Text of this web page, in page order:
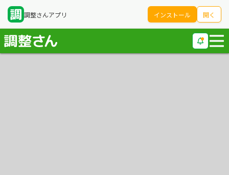
調整さんアプリ インストール 開く